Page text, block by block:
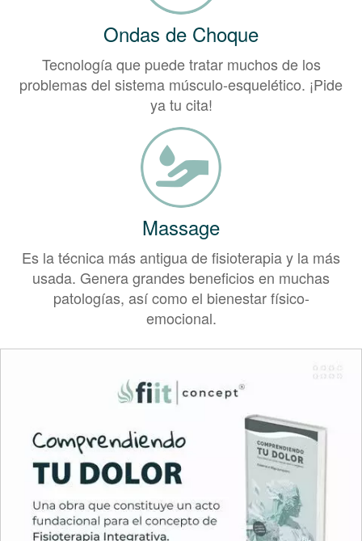
Ondas de Choque
Tecnología que puede tratar muchos de los
problemas del sistema músculo-esquelético. ¡Pide
ya tu cita!
Massage
Es la técnica más antigua de fisioterapia y la más
usada. Genera grandes beneficios en muchas
patologías, así como el bienestar físico-
emocional.